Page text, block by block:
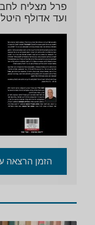
פרל מצליח
ועד אדולף
הזמן הרצאה